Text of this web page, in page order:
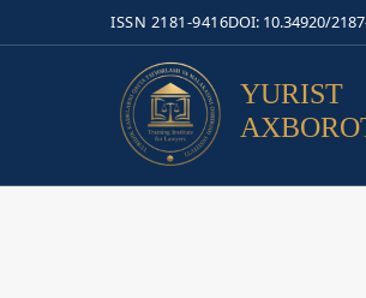
ISSN 2181-9416DOI: 10.34920/
YURIST